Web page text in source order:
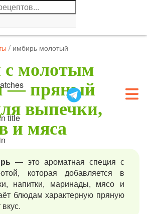
title
/ имбирь молотый
с молотым
— пряный
выпечки,
и мяса
— это ароматная специя с
которая добавляется в
напитки, маринады, мясо и
блюдам характерную пряную